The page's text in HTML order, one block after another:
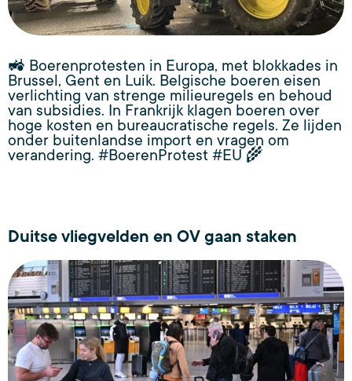
🚜 Boerenprotesten in Europa, met blokkades in
Brussel, Gent en Luik. Belgische boeren eisen
verlichting van strenge milieuregels en behoud
van subsidies. In Frankrijk klagen boeren over
hoge kosten en bureaucratische regels. Ze lijden
onder buitenlandse import en vragen om
verandering. #BoerenProtest #EU 🌾
Duitse vliegvelden en OV gaan staken